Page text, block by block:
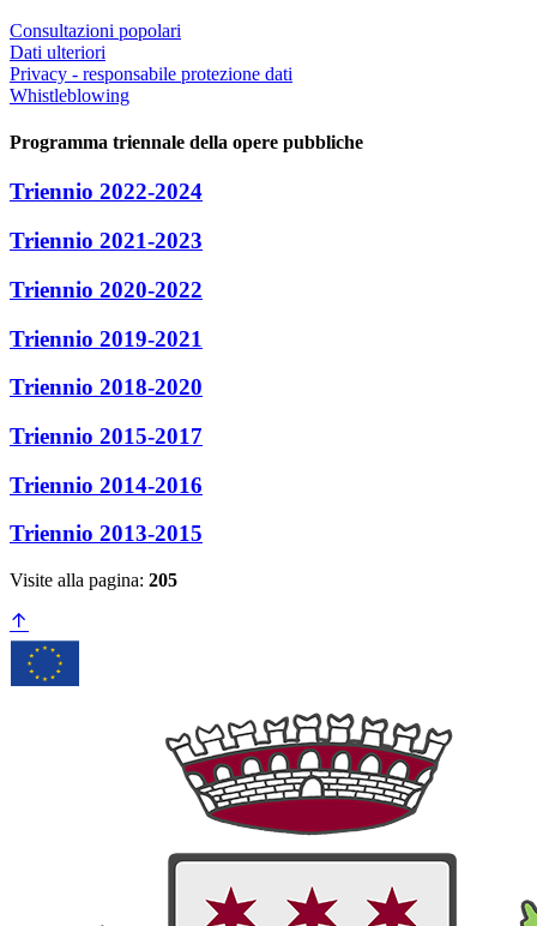
Consultazioni popolari
Dati ulteriori
Privacy - responsabile protezione dati
Whistleblowing
Programma triennale della opere pubbliche
Triennio 2022-2024
Triennio 2021-2023
Triennio 2020-2022
Triennio 2019-2021
Triennio 2018-2020
Triennio 2015-2017
Triennio 2014-2016
Triennio 2013-2015
Visite alla pagina: 205